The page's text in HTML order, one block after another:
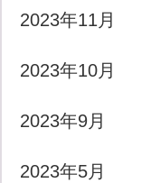
2023年11月
2023年10月
2023年9月
2023年5月